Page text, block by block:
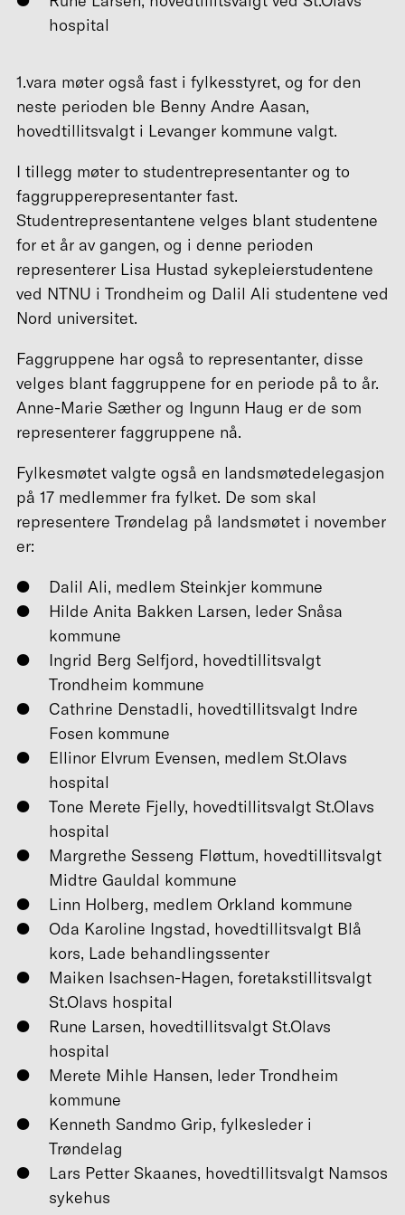
hospital
1.vara møter også fast i fylkesstyret, og for den
neste perioden ble Benny Andre Aasan,
hovedtillitsvalgt i Levanger kommune valgt.
I tillegg møter to studentrepresentanter og to
faggrupperepresentanter fast.
Studentrepresentantene velges blant studentene
for et år av gangen, og i denne perioden
representerer Lisa Hustad sykepleierstudentene
ved NTNU i Trondheim og Dalil Ali studentene ved
Nord universitet.
Faggruppene har også to representanter, disse
velges blant faggruppene for en periode på to år.
Anne-Marie Sæther og Ingunn Haug er de som
representerer faggruppene nå.
Fylkesmøtet valgte også en landsmøtedelegasjon
på 17 medlemmer fra fylket. De som skal
representere Trøndelag på landsmøtet i november
er:
Dalil Ali, medlem Steinkjer kommune
Hilde Anita Bakken Larsen, leder Snåsa
kommune
Ingrid Berg Selfjord, hovedtillitsvalgt
Trondheim kommune
Cathrine Denstadli, hovedtillitsvalgt Indre
Fosen kommune
Ellinor Elvrum Evensen, medlem St.Olavs
hospital
Tone Merete Fjelly, hovedtillitsvalgt St.Olavs
hospital
Margrethe Sesseng Fløttum, hovedtillitsvalgt
Midtre Gauldal kommune
Linn Holberg, medlem Orkland kommune
Oda Karoline Ingstad, hovedtillitsvalgt Blå
kors, Lade behandlingssenter
Maiken Isachsen-Hagen, foretakstillitsvalgt
St.Olavs hospital
Rune Larsen, hovedtillitsvalgt St.Olavs
hospital
Merete Mihle Hansen, leder Trondheim
kommune
Kenneth Sandmo Grip, fylkesleder i
Trøndelag
Lars Petter Skaanes, hovedtillitsvalgt Namsos
sykehus